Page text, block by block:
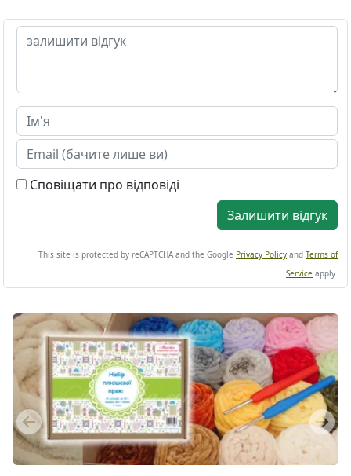
Сповіщати про відповіді
Залишити відгук
This site is protected by reCAPTCHA and the Google Privacy Policy and Terms of
Service apply.
Previous Next